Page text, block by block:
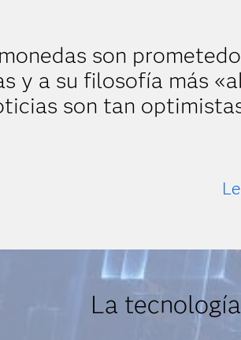
son
y a su filosofía más
son tan
La